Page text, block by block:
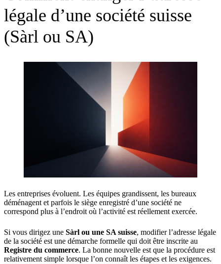
légale d’une société suisse
(Sàrl ou SA)
Les entreprises évoluent. Les équipes grandissent, les bureaux
déménagent et parfois le siège enregistré d’une société ne
correspond plus à l’endroit où l’activité est réellement exercée.
Si vous dirigez une Sàrl ou une SA suisse, modifier l’adresse légale
de la société est une démarche formelle qui doit être inscrite au
Registre du commerce. La bonne nouvelle est que la procédure est
relativement simple lorsque l’on connaît les étapes et les exigences.